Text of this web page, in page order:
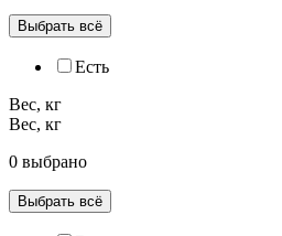
Выбрать всё
Есть
Вес, кг
Вес, кг
0 выбрано
Выбрать всё